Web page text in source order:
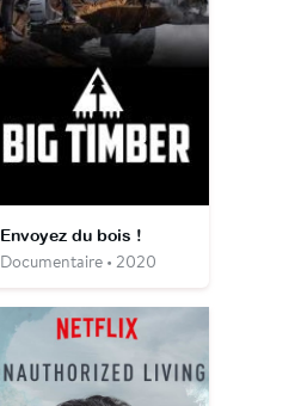
Envoyez du bois !
Documentaire • 2020